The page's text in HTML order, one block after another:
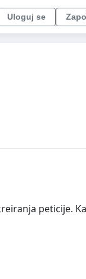
Uloguj se
peticije.